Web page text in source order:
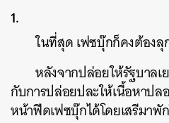
1.
ในที่สุด เฟซบุ๊กก็คงต้องลุ
หลังจากปล่อยให้รัฐบาล
กับการปล่อยปละให้เนื้อหาป
หน้าฟีดเฟซบุ๊กได้โดยเสรีมา